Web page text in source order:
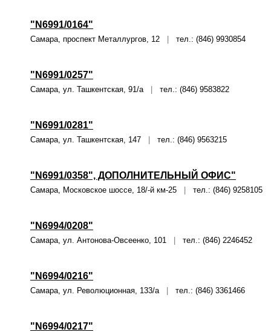
"N6991/0164"
Самара, проспект Металлургов, 12 тел.: (846) 9930854
"N6991/0257"
Самара, ул. Ташкентская, 91/а тел.: (846) 9583822
"N6991/0281"
Самара, ул. Ташкентская, 147 тел.: (846) 9563215
"N6991/0358", ДОПОЛНИТЕЛЬНЫЙ ОФИС"
Самара, Московское шоссе, 18/-й км-25 тел.: (846) 9258105
"N6994/0208"
Самара, ул. Антонова-Овсеенко, 101 тел.: (846) 2246452
"N6994/0216"
Самара, ул. Революционная, 133/а тел.: (846) 3361466
"N6994/0217"